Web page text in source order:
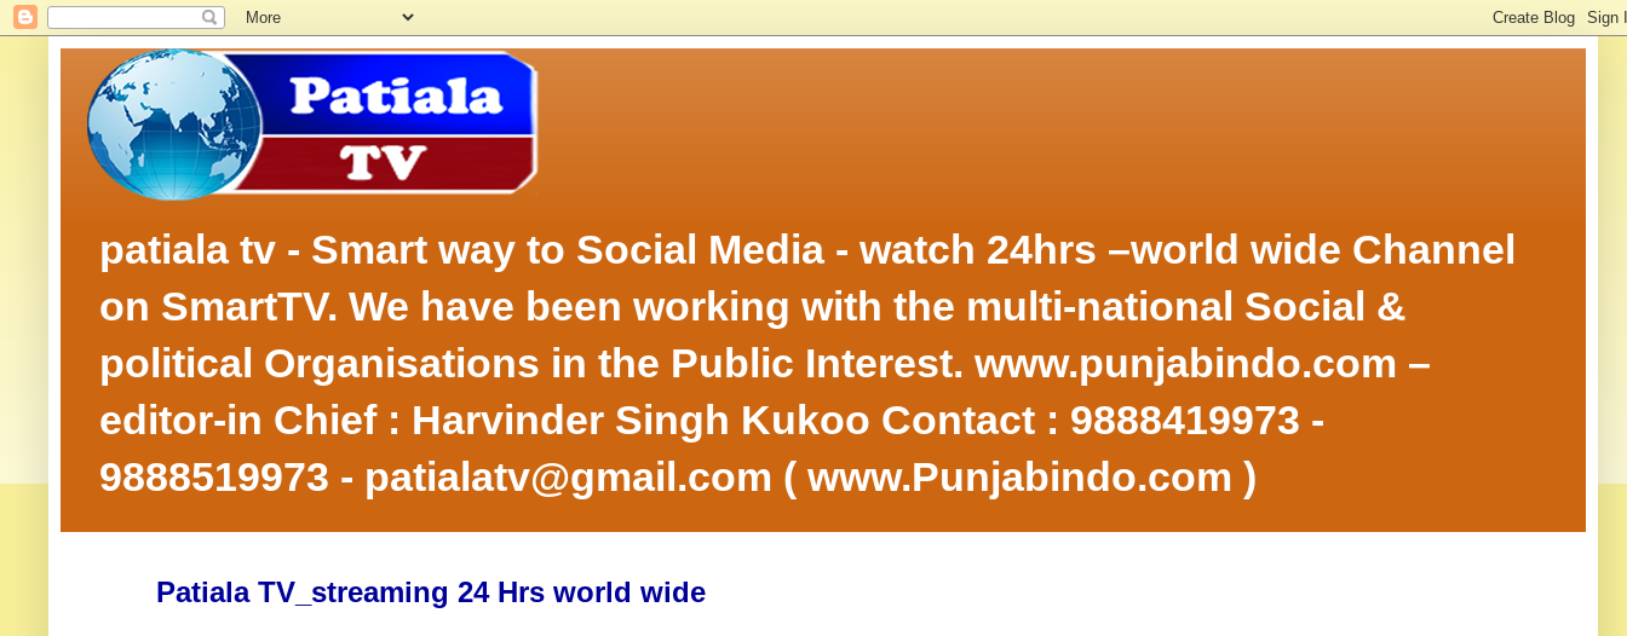
patiala tv - Smart way to Social Media - watch 24hrs –world wide Channel
on SmartTV. We have been working with the multi-national Social &
political Organisations in the Public Interest. www.punjabindo.com –
editor-in Chief : Harvinder Singh Kukoo Contact : 9888419973 -
9888519973 - patialatv@gmail.com ( www.Punjabindo.com )
Patiala TV_streaming 24 Hrs world wide